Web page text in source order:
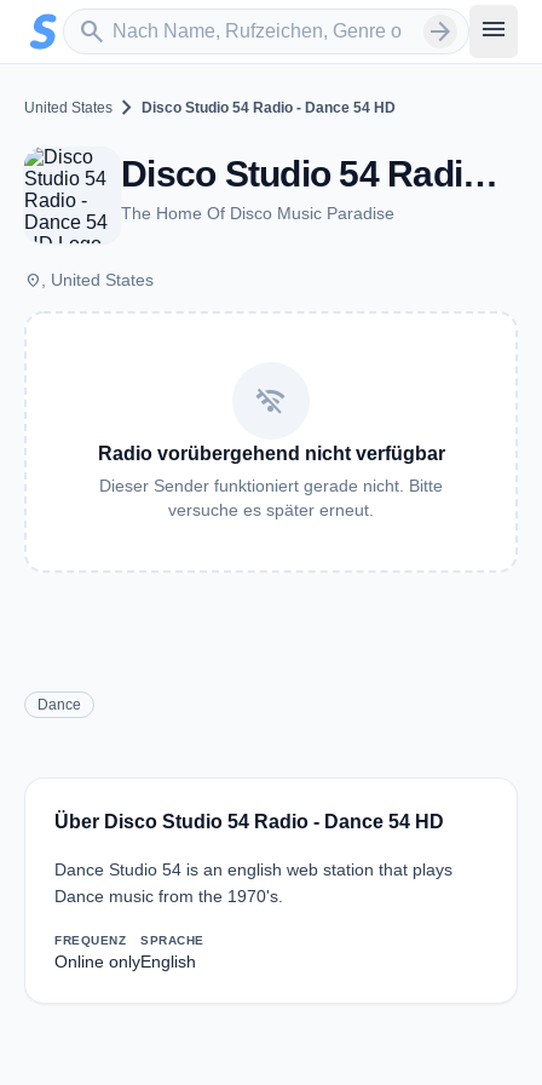
Zum Hauptinhalt springen
search
Sender suchen arrow_forward menu
United States chevron_right Disco Studio 54 Radio - Dance 54 HD
Disco Studio 54 Radio - Dance 54 HD
The Home Of Disco Music Paradise
place , United States
wifi_off
Radio vorübergehend nicht verfügbar
Dieser Sender funktioniert gerade nicht. Bitte
versuche es später erneut.
Dance
Über Disco Studio 54 Radio - Dance 54 HD
Dance Studio 54 is an english web station that plays
Dance music from the 1970's.
FREQUENZ
Online only
SPRACHE
English